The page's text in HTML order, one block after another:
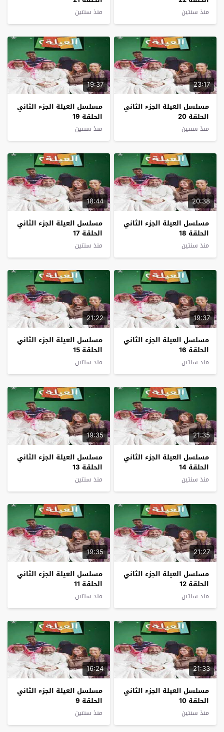
منذ سنتين منذ سنتين
23:17
مسلسل العيلة الجزء الثاني
الحلقة 20
منذ سنتين
19:37
مسلسل العيلة الجزء الثاني
الحلقة 19
منذ سنتين
20:38
مسلسل العيلة الجزء الثاني
الحلقة 18
منذ سنتين
18:44
مسلسل العيلة الجزء الثاني
الحلقة 17
منذ سنتين
19:37
مسلسل العيلة الجزء الثاني
الحلقة 16
منذ سنتين
21:22
مسلسل العيلة الجزء الثاني
الحلقة 15
منذ سنتين
21:35
مسلسل العيلة الجزء الثاني
الحلقة 14
منذ سنتين
19:35
مسلسل العيلة الجزء الثاني
الحلقة 13
منذ سنتين
21:27
مسلسل العيلة الجزء الثاني
الحلقة 12
منذ سنتين
19:35
مسلسل العيلة الجزء الثاني
الحلقة 11
منذ سنتين
21:33
مسلسل العيلة الجزء الثاني
الحلقة 10
منذ سنتين
16:24
مسلسل العيلة الجزء الثاني
الحلقة 9
منذ سنتين